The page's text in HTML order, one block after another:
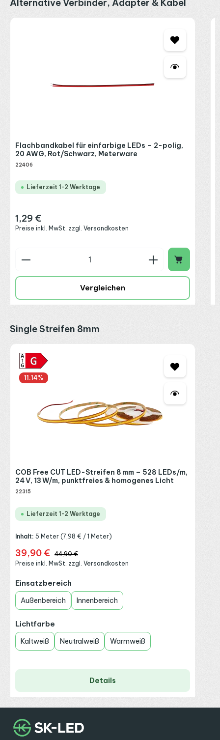
Alternative Verbinder, Adapter & Kabel
Flachbandkabel für einfarbige LEDs – 2-polig,
20 AWG, Rot/Schwarz, Meterware
22406
Lieferzeit 1-2 Werktage
Regulärer Preis:
1,29 €
Preise inkl. MwSt. zzgl. Versandkosten
Produkt Anzahl: Gib den gewünschten Wert
Vergleichen
Produktgalerie überspringen
Single Streifen 8mm
11.14%
COB Free CUT LED-Streifen 8 mm – 528 LEDs/m,
24 V, 13 W/m, punktfreies & homogenes Licht
22315
Lieferzeit 1-2 Werktage
Inhalt:5 Meter(7,98 € / 1 Meter)
Verkaufspreis:
39,90 € Regulärer Preis:
44,90 €
Preise inkl. MwSt. zzgl. Versandkosten
Einsatzbereich
Außenbereich Innenbereich
Lichtfarbe
Kaltweiß Neutralweiß Warmweiß
Details